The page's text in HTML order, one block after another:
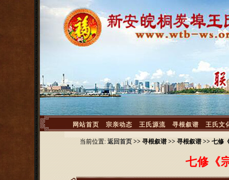
网站首页 宗亲动态 王氏源流 寻根叙谱 王氏文
当前位置: 返回首页>> 寻根叙谱 >> 寻根叙谱 >> 七修
七修《